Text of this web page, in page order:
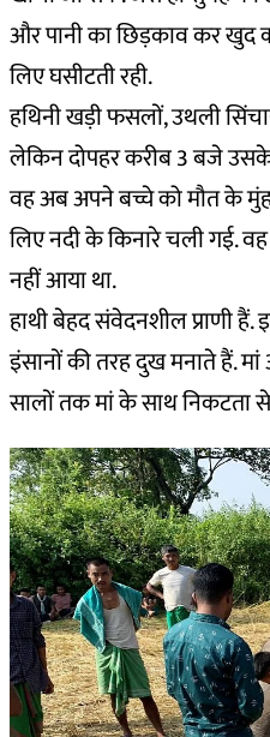
और पानी का छिड़काव कर
लिए घसीटती रही.
हथिनी खड़ी फसलों, उथली
लेकिन दोपहर करीब 3 बजे उसके
वह अब अपने बच्चे को मौत के
लिए नदी के किनारे चली गई.
नहीं आया था.
हाथी बेहद संवेदनशील प्राणी
इंसानों की तरह दुख मनाते हैं.
सालों तक मां के साथ निकटता